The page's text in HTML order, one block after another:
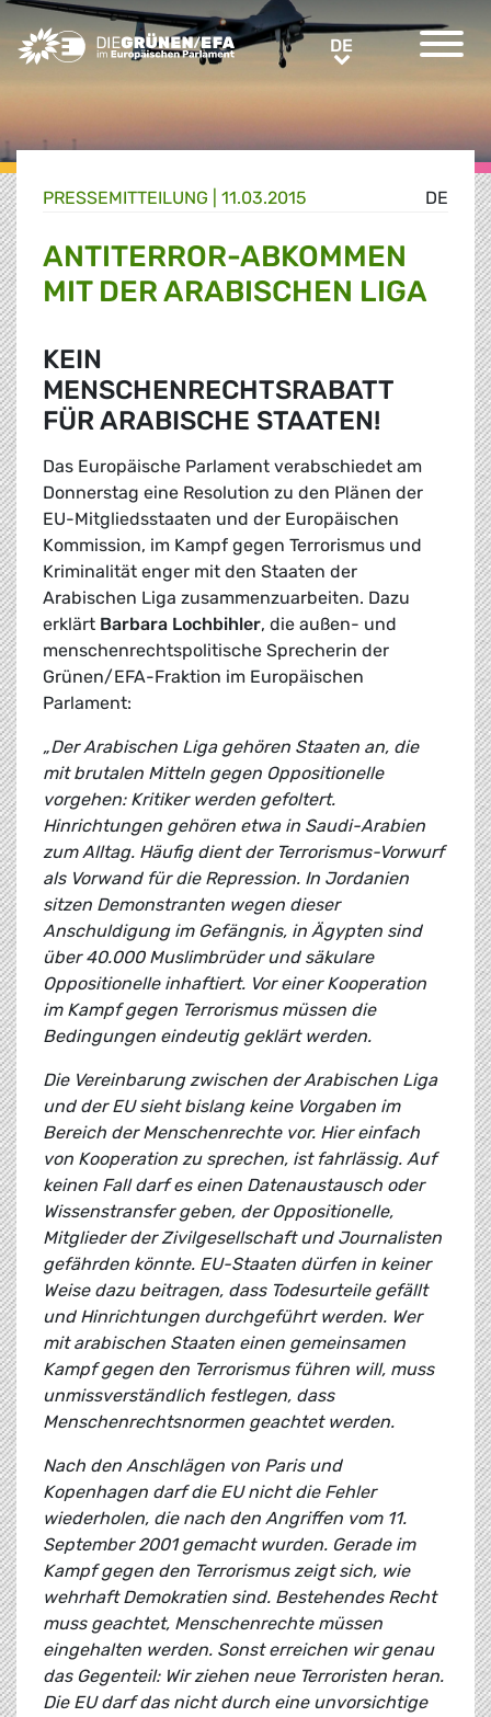
Greens/EFA Home DEDE
DE
PRESSE­MITTEILUNG 11.03.2015
ANTITERROR-ABKOMMEN
MIT DER ARABISCHEN LIGA
KEIN
MENSCHENRECHTSRABATT
FÜR ARABISCHE STAATEN!
Das Europäische Parlament verabschiedet am
Donnerstag eine Resolution zu den Plänen der
EU-Mitgliedsstaaten und der Europäischen
Kommission, im Kampf gegen Terrorismus und
Kriminalität enger mit den Staaten der
Arabischen Liga zusammenzuarbeiten. Dazu
erklärt Barbara Lochbihler, die außen- und
menschenrechtspolitische Sprecherin der
Grünen/EFA-Fraktion im Europäischen
Parlament:
„Der Arabischen Liga gehören Staaten an, die
mit brutalen Mitteln gegen Oppositionelle
vorgehen: Kritiker werden gefoltert.
Hinrichtungen gehören etwa in Saudi-Arabien
zum Alltag. Häufig dient der Terrorismus-Vorwurf
als Vorwand für die Repression. In Jordanien
sitzen Demonstranten wegen dieser
Anschuldigung im Gefängnis, in Ägypten sind
über 40.000 Muslimbrüder und säkulare
Oppositionelle inhaftiert. Vor einer Kooperation
im Kampf gegen Terrorismus müssen die
Bedingungen eindeutig geklärt werden.
Die Vereinbarung zwischen der Arabischen Liga
und der EU sieht bislang keine Vorgaben im
Bereich der Menschenrechte vor. Hier einfach
von Kooperation zu sprechen, ist fahrlässig. Auf
keinen Fall darf es einen Datenaustausch oder
Wissenstransfer geben, der Oppositionelle,
Mitglieder der Zivilgesellschaft und Journalisten
gefährden könnte. EU-Staaten dürfen in keiner
Weise dazu beitragen, dass Todesurteile gefällt
und Hinrichtungen durchgeführt werden. Wer
mit arabischen Staaten einen gemeinsamen
Kampf gegen den Terrorismus führen will, muss
unmissverständlich festlegen, dass
Menschenrechtsnormen geachtet werden.
Nach den Anschlägen von Paris und
Kopenhagen darf die EU nicht die Fehler
wiederholen, die nach den Angriffen vom 11.
September 2001 gemacht wurden. Gerade im
Kampf gegen den Terrorismus zeigt sich, wie
wehrhaft Demokratien sind. Bestehendes Recht
muss geachtet, Menschenrechte müssen
eingehalten werden. Sonst erreichen wir genau
das Gegenteil: Wir ziehen neue Terroristen heran.
Die EU darf das nicht durch eine unvorsichtige